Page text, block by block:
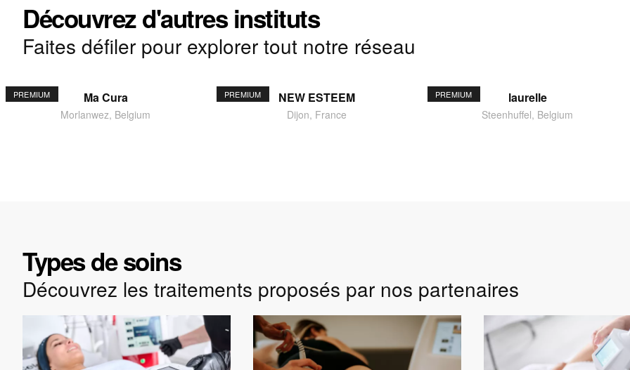
Découvrez d'autres instituts
Faites défiler pour explorer tout notre réseau
PREMIUM Ma Cura
Morlanwez, Belgium
PREMIUM NEW ESTEEM
Dijon, France
PREMIUM laurelle
Steenhuffel, Belgium
Types de soins
Découvrez les traitements proposés par nos partenaires